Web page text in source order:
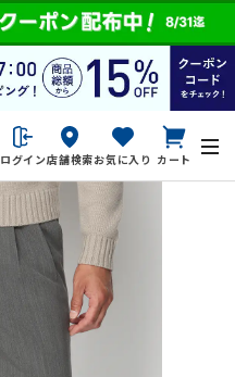
ログイン店舗検索お気に入り カート